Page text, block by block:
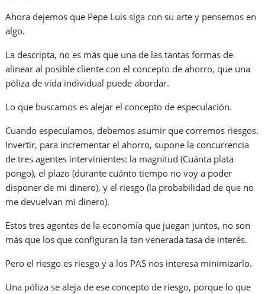
Ahora dejemos que Pepe Luis siga con su arte y pensemos en
algo.
La descripta, no es más que una de las tantas formas de
alinear al posible cliente con el concepto de ahorro, que una
póliza de vida individual puede abordar.
Lo que buscamos es alejar el concepto de especulación.
Cuando especulamos, debemos asumir que corremos riesgos.
Invertir, para incrementar el ahorro, supone la concurrencia
de tres agentes intervinientes: la magnitud (Cuánta plata
pongo), el plazo (durante cuánto tiempo no voy a poder
disponer de mi dinero), y el riesgo (la probabilidad de que no
me devuelvan mi dinero).
Estos tres agentes de la economía que juegan juntos, no son
más que los que configuran la tan venerada tasa de interés.
Pero el riesgo es riesgo y a los PAS nos interesa minimizarlo.
Una póliza se aleja de ese concepto de riesgo, porque lo que